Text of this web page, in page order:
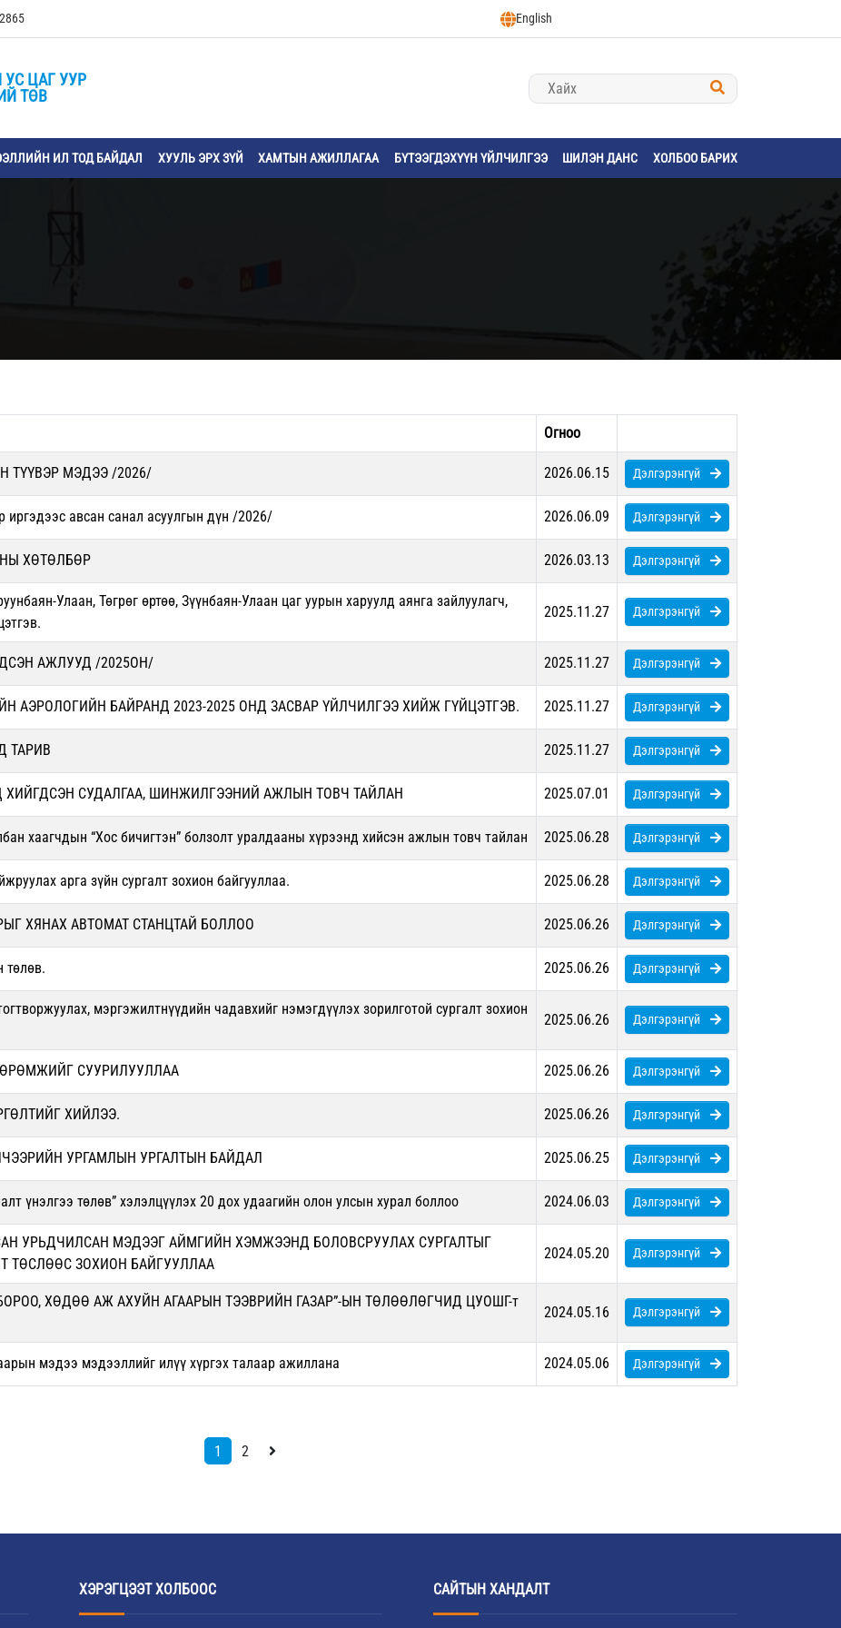
English
ЦАГ УУР
ТӨВ
ИЛ ТОД БАЙДАЛ ХУУЛЬ ЭРХ ЗҮЙ ХАМТЫН АЖИЛЛАГАА БҮТЭЭГДЭХҮҮН ҮЙЛЧИЛГЭЭ ШИЛЭН ДАНС ХОЛБОО БАРИХ
Огноо
ТҮҮВЭР МЭДЭЭ /2026/ 2026.06.15 Дэлгэрэнгүй
иргэдээс авсан санал асуулгын дүн /2026/ 2026.06.09 Дэлгэрэнгүй
ХӨТӨЛБӨР 2026.03.13 Дэлгэрэнгүй
Улаан, Төгрөг өртөө, Зүүнбаян-Улаан цаг уурын харуулд аянга зайлуулагч,
2025.11.27 Дэлгэрэнгүй
АЖЛУУД /2025ОН/ 2025.11.27 Дэлгэрэнгүй
АЭРОЛОГИЙН БАЙРАНД 2023-2025 ОНД ЗАСВАР ҮЙЛЧИЛГЭЭ ХИЙЖ ГҮЙЦЭТГЭВ. 2025.11.27 Дэлгэрэнгүй
ТАРИВ 2025.11.27 Дэлгэрэнгүй
ХИЙГДСЭН СУДАЛГАА, ШИНЖИЛГЭЭНИЙ АЖЛЫН ТОВЧ ТАЙЛАН 2025.07.01 Дэлгэрэнгүй
хаагчдын “Хос бичигтэн” болзолт уралдааны хүрээнд хийсэн ажлын товч тайлан 2025.06.28 Дэлгэрэнгүй
арга зүйн сургалт зохион байгууллаа. 2025.06.28 Дэлгэрэнгүй
ХЯНАХ АВТОМАТ СТАНЦТАЙ БОЛЛОО 2025.06.26 Дэлгэрэнгүй
төлөв. 2025.06.26 Дэлгэрэнгүй
мэргэжилтнүүдийн чадавхийг нэмэгдүүлэх зорилготой сургалт зохион
2025.06.26 Дэлгэрэнгүй
СУУРИЛУУЛЛАА 2025.06.26 Дэлгэрэнгүй
ХИЙЛЭЭ. 2025.06.26 Дэлгэрэнгүй
УРГАМЛЫН УРГАЛТЫН БАЙДАЛ 2025.06.25 Дэлгэрэнгүй
үнэлгээ төлөв” хэлэлцүүлэх 20 дох удаагийн олон улсын хурал боллоо 2024.06.03 Дэлгэрэнгүй
УРЬДЧИЛСАН МЭДЭЭГ АЙМГИЙН ХЭМЖЭЭНД БОЛОВСРУУЛАХ СУРГАЛТЫГ
ТӨСЛӨӨС ЗОХИОН БАЙГУУЛЛАА
2024.05.20 Дэлгэрэнгүй
ХӨДӨӨ АЖ АХУЙН АГААРЫН ТЭЭВРИЙН ГАЗАР”-ЫН ТӨЛӨӨЛӨГЧИД ЦУОШГ-т
2024.05.16 Дэлгэрэнгүй
мэдээ мэдээллийг илүү хүргэх талаар ажиллана 2024.05.06 Дэлгэрэнгүй
1 2
ХЭРЭГЦЭЭТ ХОЛБООС САЙТЫН ХАНДАЛТ